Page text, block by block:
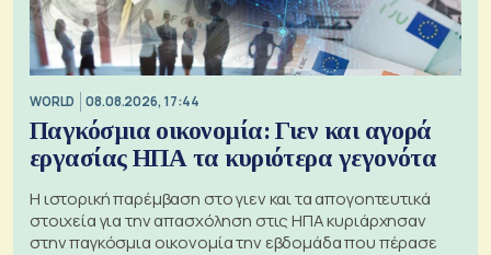
WORLD 08.08.2026, 17:44
Παγκόσμια οικονομία: Γιεν και αγορά
εργασίας ΗΠΑ τα κυριότερα γεγονότα
Η ιστορική παρέμβαση στο γιεν και τα απογοητευτικά
στοιχεία για την απασχόληση στις ΗΠΑ κυριάρχησαν
στην παγκόσμια οικονομία την εβδομάδα που πέρασε